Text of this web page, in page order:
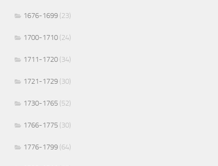
1676-1699 (23)
1700-1710 (24)
1711-1720 (34)
1721-1729 (30)
1730-1765 (52)
1766-1775 (30)
1776-1799 (64)